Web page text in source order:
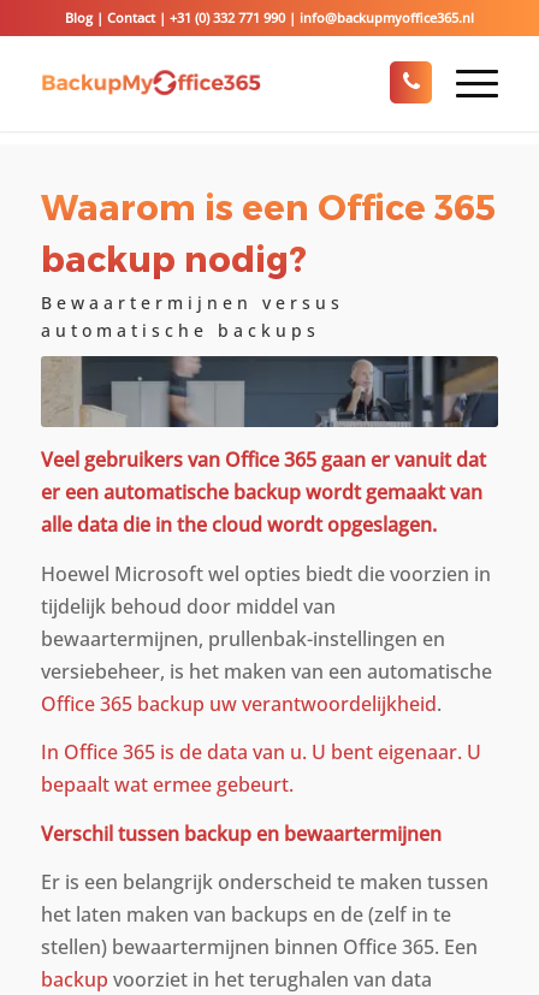
Blog| Contact| +31 (0) 332 771 990| info@backupmyoffice365.nl
Waarom is een Office 365
backup nodig?
Bewaartermijnen versus
automatische backups
Veel gebruikers van Office 365 gaan er vanuit dat
er een automatische backup wordt gemaakt van
alle data die in the cloud wordt opgeslagen.
Hoewel Microsoft wel opties biedt die voorzien in
tijdelijk behoud door middel van
bewaartermijnen, prullenbak-instellingen en
versiebeheer, is het maken van een automatische
Office 365 backup uw verantwoordelijkheid.
In Office 365 is de data van u. U bent eigenaar. U
bepaalt wat ermee gebeurt.
Verschil tussen backup en bewaartermijnen
Er is een belangrijk onderscheid te maken tussen
het laten maken van backups en de (zelf in te
stellen) bewaartermijnen binnen Office 365. Een
backup voorziet in het terughalen van data